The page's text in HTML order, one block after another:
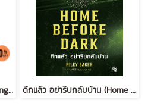
ลวงตา ลวงตาย (Echo Burning) [ฉบับปรับปรุง] #5 ดึกแล้ว อย่ารีบกลับบ้าน (Home Before Dark)